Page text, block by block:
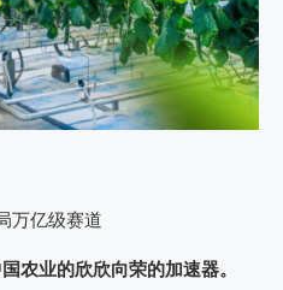
万亿级赛道
农业的欣欣向荣的加速器。